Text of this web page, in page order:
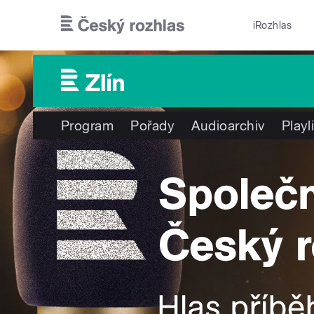
iRozhlas
Program Pořady Audioarchiv